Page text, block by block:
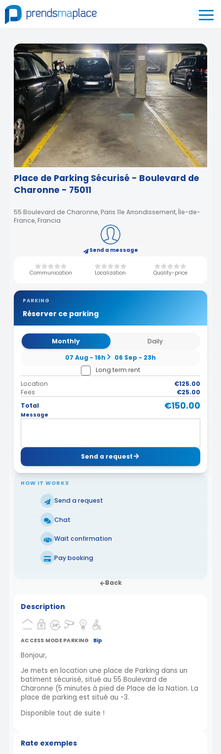
Place de Parking Sécurisé - Boulevard de
Charonne - 75011
55 Boulevard de Charonne, Paris 11e Arrondissement, Île-de-
France, Francia
Send a message
Communication Localization Quality-price
PARKING
Réserver ce parking
Monthly
Daily
07 Aug - 16h
06 Sep - 23h
Long term rent
Location
€125.00
Fees
€25.00
Total
€150.00
Message
Send a request
HOW IT WORKS
Send a request
Chat
Wait confirmation
Pay booking
Back
Description
ACCESS MODE PARKING Bip
Bonjour,
Je mets en location une place de Parking dans un
batiment sécurisé, situé au 55 Boulevard de
Charonne (5 minutes à pied de Place de la Nation. La
place de parking est situé au -3.
Disponible tout de suite !
Rate exemples